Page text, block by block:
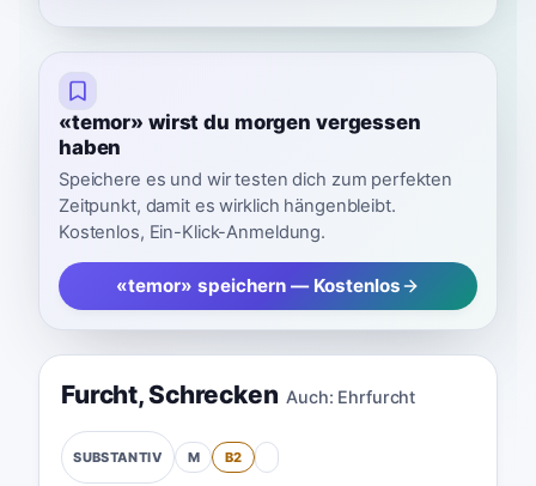
«temor» wirst du morgen vergessen
haben
Speichere es und wir testen dich zum perfekten
Zeitpunkt, damit es wirklich hängenbleibt.
Kostenlos, Ein-Klick-Anmeldung.
«temor» speichern — Kostenlos
Furcht,Schrecken Auch: Ehrfurcht
SUBSTANTIV M B2